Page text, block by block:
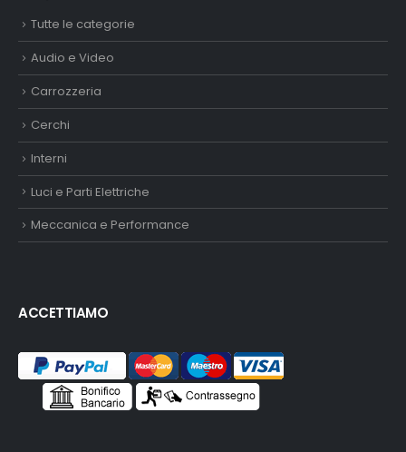
Tutte le categorie
Audio e Video
Carrozzeria
Cerchi
Interni
Luci e Parti Elettriche
Meccanica e Performance
ACCETTIAMO